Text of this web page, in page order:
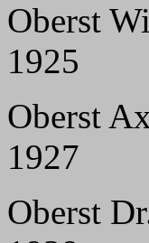
Oberst
1925
Oberst
1927
Oberst